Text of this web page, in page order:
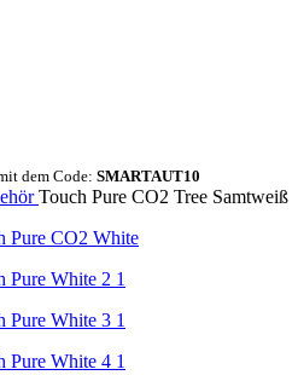
dem Code: SMARTAUT10
Touch Pure CO2 Tree Samtweiß